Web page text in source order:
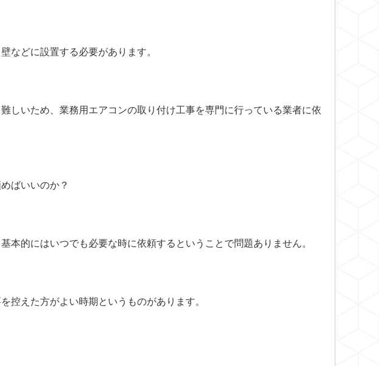
などに設置する必要があります。
しいため、業務用エアコンの取り付け工事を専門に行っている業者に依
ばいいのか？
本的にはいつでも必要な時に依頼するということで問題ありません。
控えた方がよい時期というものがあります。